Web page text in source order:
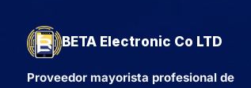
BETA Electronic Co LTD
Proveedor mayorista profesional de